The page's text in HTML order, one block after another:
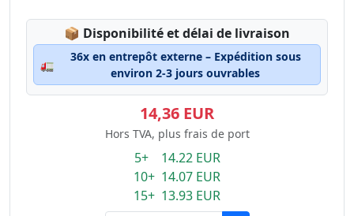
📦 Lagerstatus:
Disponibilité et délai de livraison
🚛
36x en entrepôt externe – Expédition sous
environ 2-3 jours ouvrables
14,36 EUR
Hors TVA, plus frais de port
5+ 14.22 EUR
10+ 14.07 EUR
15+ 13.93 EUR